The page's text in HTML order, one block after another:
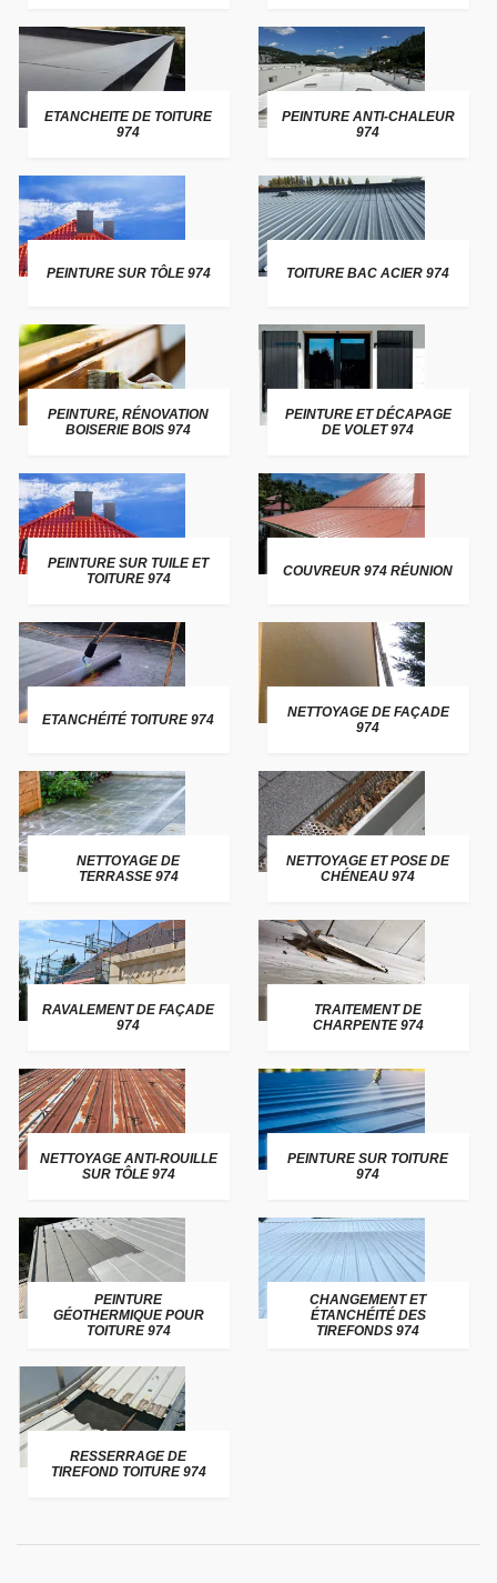
ETANCHEITE DE TOITURE
974
PEINTURE ANTI-CHALEUR
974
PEINTURE SUR TÔLE 974 TOITURE BAC ACIER 974
PEINTURE, RÉNOVATION
BOISERIE BOIS 974
PEINTURE ET DÉCAPAGE
DE VOLET 974
PEINTURE SUR TUILE ET
TOITURE 974
COUVREUR 974 RÉUNION
ETANCHÉITÉ TOITURE 974
NETTOYAGE DE FAÇADE
974
NETTOYAGE DE
TERRASSE 974
NETTOYAGE ET POSE DE
CHÉNEAU 974
RAVALEMENT DE FAÇADE
974
TRAITEMENT DE
CHARPENTE 974
NETTOYAGE ANTI-ROUILLE
SUR TÔLE 974
PEINTURE SUR TOITURE
974
PEINTURE
GÉOTHERMIQUE POUR
TOITURE 974
CHANGEMENT ET
ÉTANCHÉITÉ DES
TIREFONDS 974
RESSERRAGE DE
TIREFOND TOITURE 974